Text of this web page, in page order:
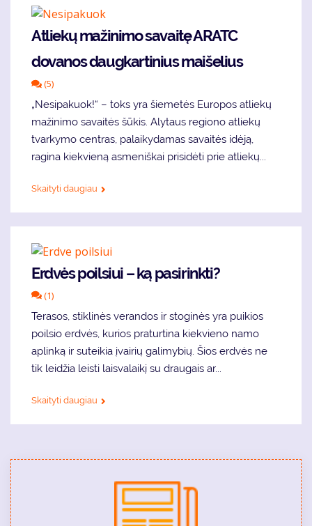
Atliekų mažinimo savaitę ARATC
dovanos daugkartinius maišelius
(5)
„Nesipakuok!“ – toks yra šiemetės Europos atliekų
mažinimo savaitės šūkis. Alytaus regiono atliekų
tvarkymo centras, palaikydamas savaitės idėją,
ragina kiekvieną asmeniškai prisidėti prie atliekų...
Skaityti daugiau
Erdvės poilsiui – ką pasirinkti?
(1)
Terasos, stiklinės verandos ir stoginės yra puikios
poilsio erdvės, kurios praturtina kiekvieno namo
aplinką ir suteikia įvairių galimybių. Šios erdvės ne
tik leidžia leisti laisvalaikį su draugais ar...
Skaityti daugiau